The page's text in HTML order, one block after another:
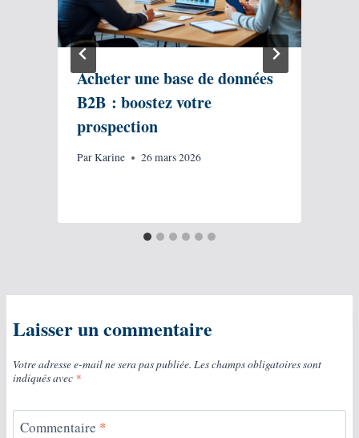
Acheter une base de données
B2B : boostez votre
prospection
ParKarine 26 mars 2026
Laisser un commentaire
Votre adresse e-mail ne sera pas publiée. Les champs obligatoires sont
indiqués avec *
Commentaire *